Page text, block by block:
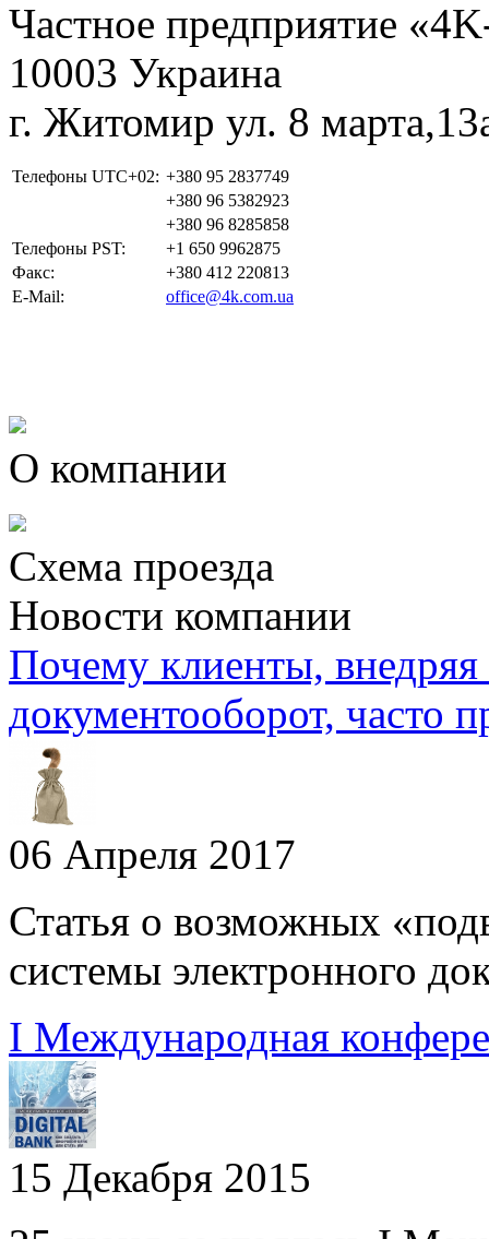
Частное предприятие
10003 Украина
г. Житомир ул. 8
Телефоны UTC+02: +380 95 2837749
+380 96 5382923
+380 96 8285858
Телефоны PST:
+1 650 9962875
Факс:
+380 412 220813
E-Mail:
office@4k.com.ua
О компании
Схема проезда
Новости компании
Почему клиенты,
документооборот, часто
06 Апреля 2017
Статья о возможных
системы электронного
I Международная
15 Декабря 2015